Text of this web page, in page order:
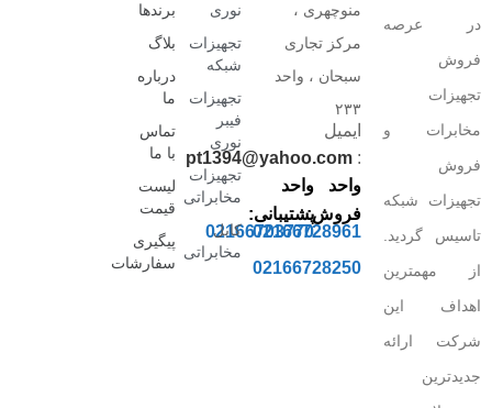
در عرصه
فروش
تجهیزات
مخابرات و
فروش
تجهیزات شبکه
تاسیس گردید.
از مهمترین
اهداف این
شرکت ارائه
جدیدترین
منوچهری ،
مرکز تجاری
سبحان ، واحد
۲۳۳
ایمیل
:
pt1394@yahoo.com
واحد
فروش:
02166728961
02166728250
واحد
پشتیبانی:
02166703770
نوری
تجهیزات
شبکه
تجهیزات
فیبر
نوری
تجهیزات
مخابراتی
کابل
مخابراتی
برندها
بلاگ
درباره
ما
تماس
با ما
لیست
قیمت
پیگیری
سفارشات